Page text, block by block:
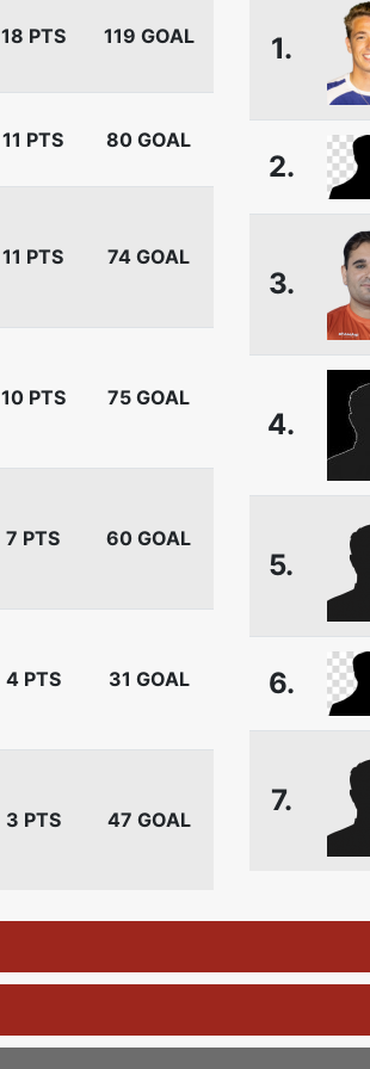
18 PTS 119 GOAL
11 PTS 80 GOAL
11 PTS 74 GOAL
10 PTS 75 GOAL
7 PTS 60 GOAL
4 PTS 31 GOAL
3 PTS 47 GOAL
1.
2.
3.
4.
5.
6.
7.